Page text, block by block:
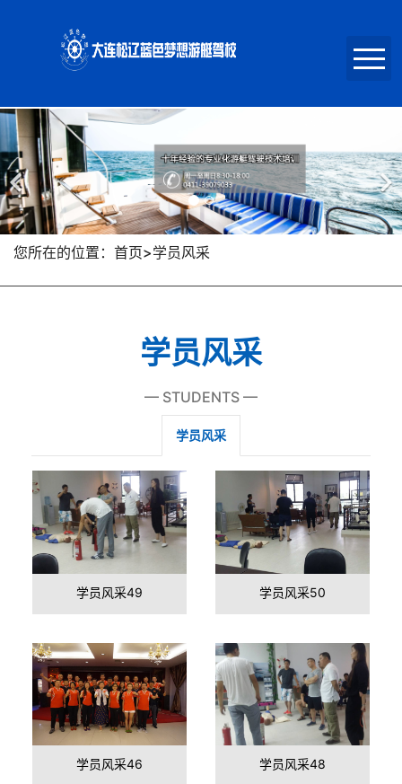
首页
关于我们
新闻动态
师资力量
在线报名
联系我们
您所在的位置：首页>学员风采
学员风采
— STUDENTS —
学员风采
学员风采49 学员风采50
学员风采46 学员风采48